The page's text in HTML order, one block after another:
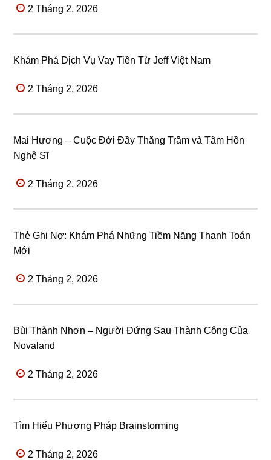
2 Tháng 2, 2026
Khám Phá Dịch Vụ Vay Tiền Từ Jeff Việt Nam
2 Tháng 2, 2026
Mai Hương – Cuộc Đời Đầy Thăng Trầm và Tâm Hồn
Nghệ Sĩ
2 Tháng 2, 2026
Thẻ Ghi Nợ: Khám Phá Những Tiềm Năng Thanh Toán
Mới
2 Tháng 2, 2026
Bùi Thành Nhơn – Người Đứng Sau Thành Công Của
Novaland
2 Tháng 2, 2026
Tìm Hiểu Phương Pháp Brainstorming
2 Tháng 2, 2026